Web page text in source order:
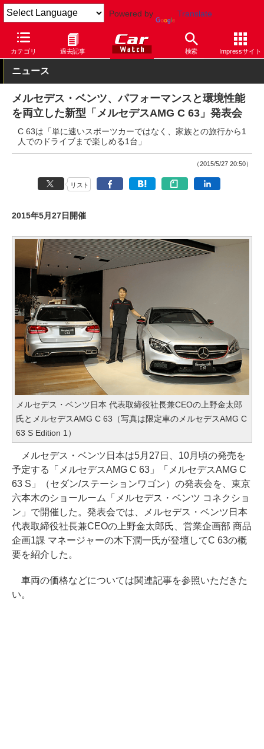
Powered by Translate
カテゴリ 過去記事 検索 Impressサイト
Car Watch 自動車 メルセデス・ベンツ AMG
ニュース
メルセデス・ベンツ、パフォーマンスと環境性能
を両立した新型「メルセデスAMG C 63」発表会
C 63は「単に速いスポーツカーではなく、家族との旅行から1
人でのドライブまで楽しめる1台」
（2015/5/27 20:50）
リスト
2015年5月27日開催
メルセデス・ベンツ日本 代表取締役社長兼CEOの上野金太郎
氏とメルセデスAMG C 63（写真は限定車のメルセデスAMG C
63 S Edition 1）
メルセデス・ベンツ日本は5月27日、10月頃の発売を
予定する「メルセデスAMG C 63」「メルセデスAMG C
63 S」（セダン/ステーションワゴン）の発表会を、東京
六本木のショールーム「メルセデス・ベンツ コネクショ
ン」で開催した。発表会では、メルセデス・ベンツ日本
代表取締役社長兼CEOの上野金太郎氏、営業企画部 商品
企画1課 マネージャーの木下潤一氏が登壇してC 63の概
要を紹介した。
車両の価格などについては関連記事を参照いただきた
い。